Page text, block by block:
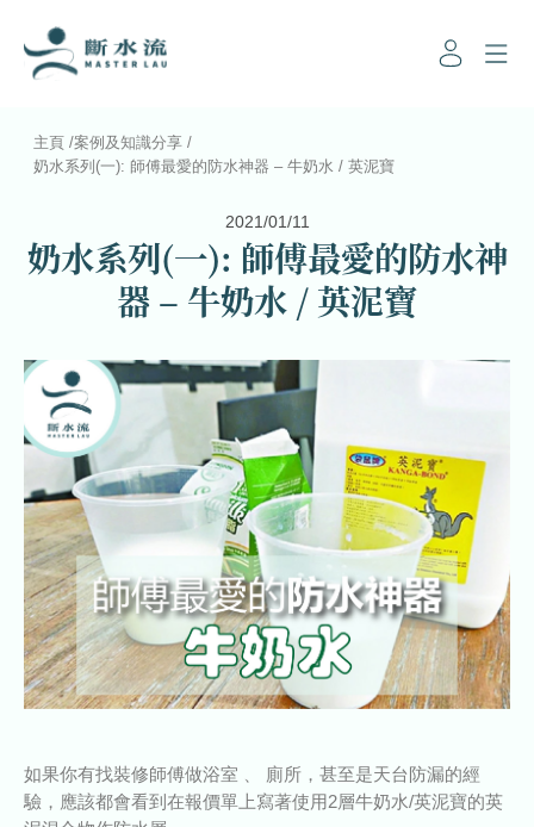
主頁 /案例及知識分享 /
奶水系列(一): 師傅最愛的防水神器 – 牛奶水 / 英泥寶
2021/01/11
奶水系列(一): 師傅最愛的防水神
器 – 牛奶水 / 英泥寶
如果你有找裝修師傅做浴室 、 廁所，甚至是天台防漏的經
驗，應該都會看到在報價單上寫著使用2層牛奶水/英泥寶的英